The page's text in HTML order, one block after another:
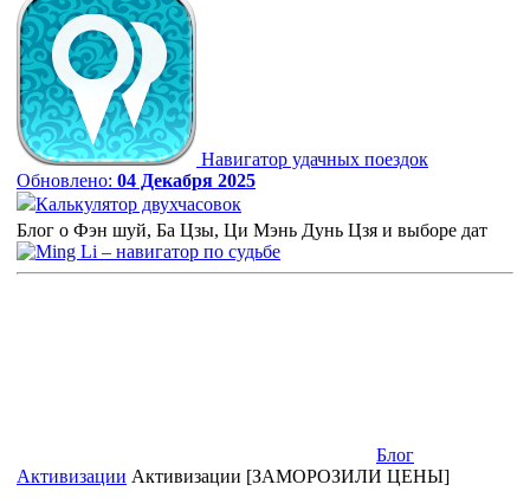
Навигатор удачных поездок
Обновлено: 04 Декабря 2025
Калькулятор двухчасовок
Блог о Фэн шуй, Ба Цзы, Ци Мэнь Дунь Цзя и выборе дат
Блог
Активизации Активизации [ЗАМОРОЗИЛИ ЦЕНЫ]